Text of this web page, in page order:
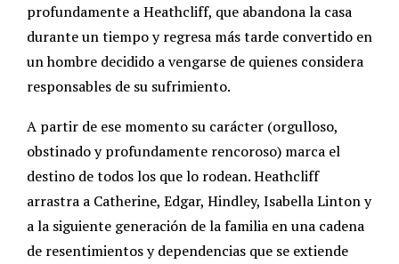
profundamente a Heathcliff, que abandona la casa
durante un tiempo y regresa más tarde convertido en
un hombre decidido a vengarse de quienes considera
responsables de su sufrimiento.
A partir de ese momento su carácter (orgulloso,
obstinado y profundamente rencoroso) marca el
destino de todos los que lo rodean. Heathcliff
arrastra a Catherine, Edgar, Hindley, Isabella Linton y
a la siguiente generación de la familia en una cadena
de resentimientos y dependencias que se extiende